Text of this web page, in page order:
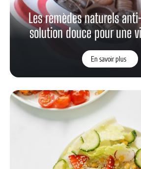
Les remèdes naturels
solution douce pour une
En savoir plus